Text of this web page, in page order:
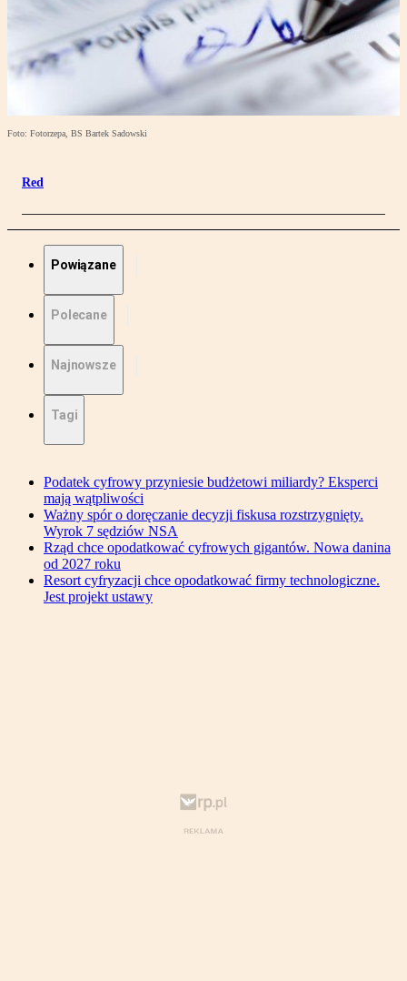
Foto: Fotorzepa, BS Bartek Sadowski
Red
Powiązane
Polecane
Najnowsze
Tagi
Podatek cyfrowy przyniesie budżetowi miliardy? Eksperci
mają wątpliwości
Ważny spór o doręczanie decyzji fiskusa rozstrzygnięty.
Wyrok 7 sędziów NSA
Rząd chce opodatkować cyfrowych gigantów. Nowa danina
od 2027 roku
Resort cyfryzacji chce opodatkować firmy technologiczne.
Jest projekt ustawy